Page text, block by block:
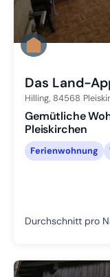
Das Land-
Hilling, 84568
Gemütliche
Pleiskirchen
Ferienwohnung
Durchschnitt pro